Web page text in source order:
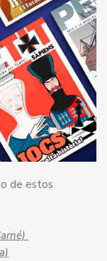
de estos